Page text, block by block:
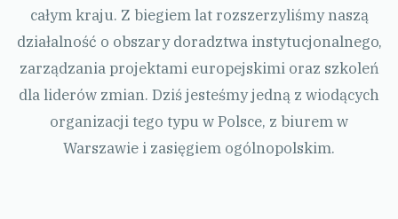
całym kraju. Z biegiem lat rozszerzyliśmy naszą
działalność o obszary doradztwa instytucjonalnego,
zarządzania projektami europejskimi oraz szkoleń
dla liderów zmian. Dziś jesteśmy jedną z wiodących
organizacji tego typu w Polsce, z biurem w
Warszawie i zasięgiem ogólnopolskim.